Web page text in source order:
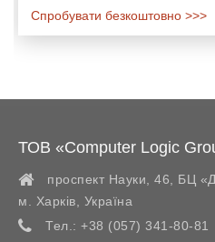
Спробувати безкоштовно >>>
ТОВ «Computer Logic
проспект Науки, 46, БЦ
м. Харків
Україна
Тел.: +38 (057) 341-80-81